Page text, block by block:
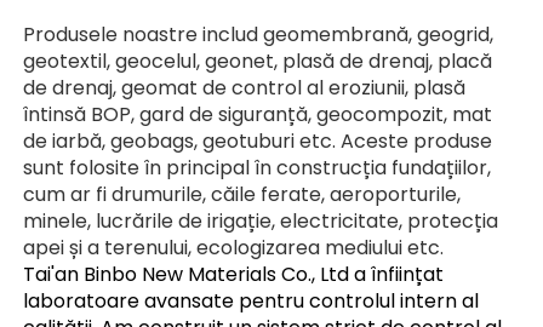
Produsele noastre includ geomembrană, geogrid,
geotextil, geocelul, geonet, plasă de drenaj, placă
de drenaj, geomat de control al eroziunii, plasă
întinsă BOP, gard de siguranță, geocompozit, mat
de iarbă, geobags, geotuburi etc. Aceste produse
sunt folosite în principal în construcția fundațiilor,
cum ar fi drumurile, căile ferate, aeroporturile,
minele, lucrările de irigație, electricitate, protecția
apei și a terenului, ecologizarea mediului etc.
Tai'an Binbo New Materials Co., Ltd a înființat
laboratoare avansate pentru controlul intern al